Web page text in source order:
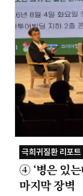
극희귀질환 리포트
④ ‘병은 있는
마지막 장벽